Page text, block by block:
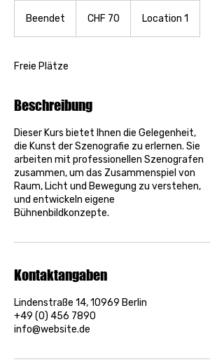
Beendet
d
t
Franken
CHF 70 Location 1
Freie Plätze
Beschreibung
Dieser Kurs bietet Ihnen die Gelegenheit,
die Kunst der Szenografie zu erlernen. Sie
arbeiten mit professionellen Szenografen
zusammen, um das Zusammenspiel von
Raum, Licht und Bewegung zu verstehen,
und entwickeln eigene
Bühnenbildkonzepte.
Kontaktangaben
Lindenstraße 14, 10969 Berlin
+49 (0) 456 7890
info@website.de